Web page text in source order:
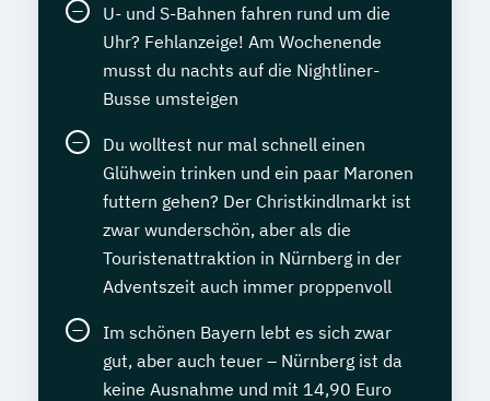
U- und S-Bahnen fahren rund um die
Uhr? Fehlanzeige! Am Wochenende
musst du nachts auf die Nightliner-
Busse umsteigen
Du wolltest nur mal schnell einen
Glühwein trinken und ein paar Maronen
futtern gehen? Der Christkindlmarkt ist
zwar wunderschön, aber als die
Touristenattraktion in Nürnberg in der
Adventszeit auch immer proppenvoll
Im schönen Bayern lebt es sich zwar
gut, aber auch teuer – Nürnberg ist da
keine Ausnahme und mit 14,90 Euro